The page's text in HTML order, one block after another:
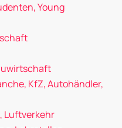
Young
KfZ, Autohändler,
Luftverkehr